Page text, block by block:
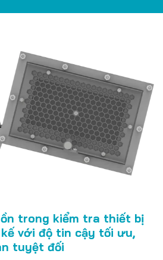
trong kiểm tra thiết bị
với độ tin cậy tối ưu,
tuyệt đối